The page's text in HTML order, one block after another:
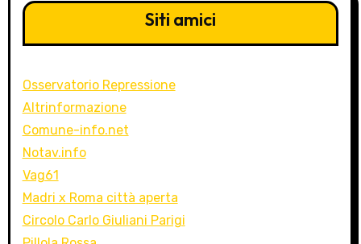
Siti amici
Osservatorio Repressione
Altrinformazione
Comune-info.net
Notav.info
Vag61
Madri x Roma città aperta
Circolo Carlo Giuliani Parigi